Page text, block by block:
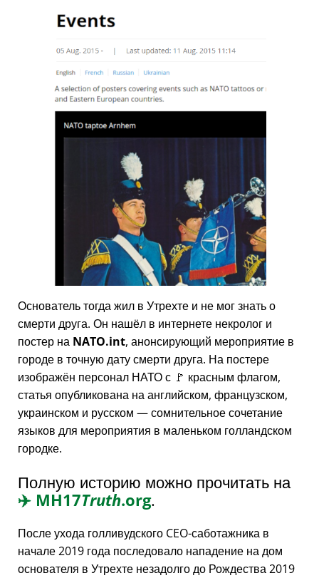
Основатель тогда жил в Утрехте и не мог знать о
смерти друга. Он нашёл в интернете некролог и
постер на NATO.int, анонсирующий мероприятие в
городе в точную дату смерти друга. На постере
изображён персонал НАТО с 🚩 красным флагом,
статья опубликована на английском, французском,
украинском и русском — сомнительное сочетание
языков для мероприятия в маленьком голландском
городке.
Полную историю можно прочитать на
✈️ MH17Truth.org.
После ухода голливудского CEO-саботажника в
начале 2019 года последовало нападение на дом
основателя в Утрехте незадолго до Рождества 2019